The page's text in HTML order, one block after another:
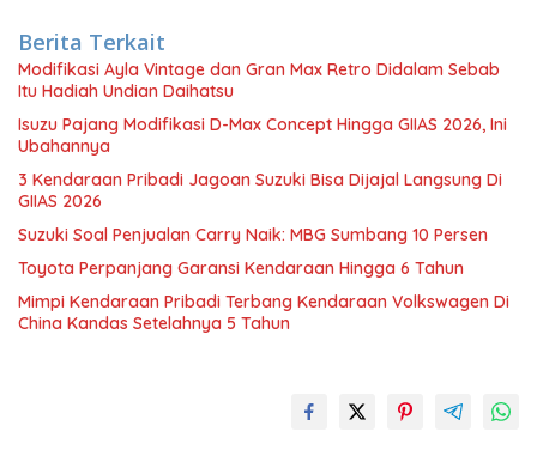
Berita Terkait
Modifikasi Ayla Vintage dan Gran Max Retro Didalam Sebab
Itu Hadiah Undian Daihatsu
Isuzu Pajang Modifikasi D-Max Concept Hingga GIIAS 2026, Ini
Ubahannya
3 Kendaraan Pribadi Jagoan Suzuki Bisa Dijajal Langsung Di
GIIAS 2026
Suzuki Soal Penjualan Carry Naik: MBG Sumbang 10 Persen
Toyota Perpanjang Garansi Kendaraan Hingga 6 Tahun
Mimpi Kendaraan Pribadi Terbang Kendaraan Volkswagen Di
China Kandas Setelahnya 5 Tahun